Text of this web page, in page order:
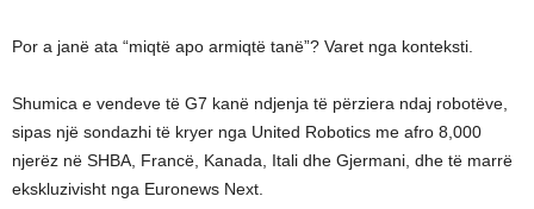
Por a janë ata “miqtë apo armiqtë tanë”? Varet nga konteksti.
Shumica e vendeve të G7 kanë ndjenja të përziera ndaj robotëve,
sipas një sondazhi të kryer nga United Robotics me afro 8,000
njerëz në SHBA, Francë, Kanada, Itali dhe Gjermani, dhe të marrë
ekskluzivisht nga Euronews Next.